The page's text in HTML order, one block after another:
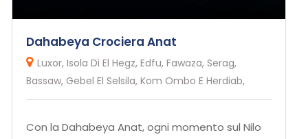
Dahabeya Crociera Anat
Luxor, Isola Di El Hegz, Edfu, Fawaza, Serag,
Bassaw, Gebel El Selsila, Kom Ombo E Herdiab,
Con la Dahabeya Anat, ogni momento sul Nilo